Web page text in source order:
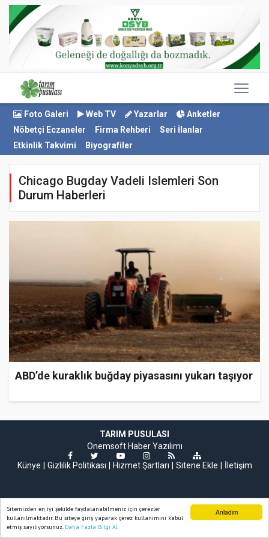
Anladım
Sitemizden en iyi şekilde faydalanabilmeniz için çerezler
kullanılmaktadır. Bu siteye giriş yaparak çerez kullanımını kabul
etmiş sayılıyorsunuz. Daha Fazla Bilgi Al
Foto Galeri Web TV Yazarlar
Anketler
Nöbetçi Eczaneler
Firma Rehberi
Seri İlanlar
Etkinlik Takvimi
Biyografiler
Chicago Bugday Vadeli Islemleri Son
Durum Haberleri
ABD’de kuraklık buğday piyasasını yukarı taşıyor
TARIM PUSULASI
Onemsoft Haber Yazılımı
Künye
Gizlilik Politikası Hizmet Şartları Sitene Ekle İletişim
Ana Sayfa Web TV